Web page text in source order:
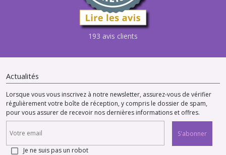
193 avis clients
Actualités
Lorsque vous vous inscrivez à notre newsletter, assurez-vous de vérifier
régulièrement votre boîte de réception, y compris le dossier de spam,
pour vous assurer de recevoir nos dernières informations et offres.
S'abonner
Je ne suis pas un robot